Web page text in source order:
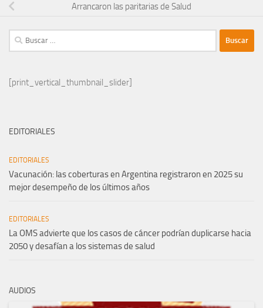
Arrancaron las paritarias de Salud
Buscar:
[print_vertical_thumbnail_slider]
EDITORIALES
EDITORIALES
Vacunación: las coberturas en Argentina registraron en 2025 su
mejor desempeño de los últimos años
EDITORIALES
La OMS advierte que los casos de cáncer podrían duplicarse hacia
2050 y desafían a los sistemas de salud
AUDIOS